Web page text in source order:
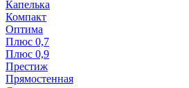
Капелька
Компакт
Оптима
Плюс 0,7
Плюс 0,9
Престиж
Прямостенная